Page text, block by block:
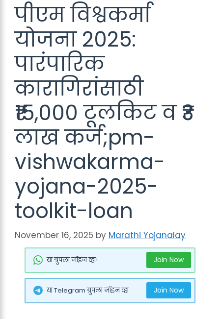
पीएम विश्वकर्मा
योजना 2025:
पारंपारिक
कारागिरांसाठी
₹15,000 टूलकिट व ₹3
लाख कर्ज;pm-
vishwakarma-
yojana-2025-
toolkit-loan
November 16, 2025 by Marathi Yojanalay
या ग्रुपला जॉइन व्हा! Join Now
या Telegram ग्रुपला जॉइन व्हा Join Now